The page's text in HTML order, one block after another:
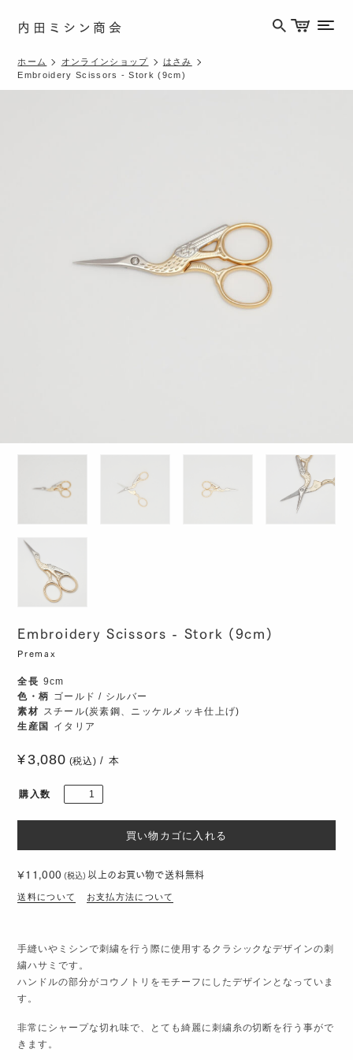
内田ミシン商会 メニ
ホーム オンラインショップ
はさみ
Embroidery Scissors - Stork (9cm)
Embroidery Scissors - Stork (9cm)
Premax
全長 9cm
色・柄 ゴールド / シルバー
素材
スチール(炭素鋼、ニッケルメッキ仕上げ)
生産国
イタリア
3,080 (税込) 本
購入数
¥11,000 (税込) 以上のお買い物で送料無料
送料について お支払方法について
手縫いやミシンで刺繍を行う際に使用するクラシックなデザインの刺
繍ハサミです。
ハンドルの部分がコウノトリをモチーフにしたデザインとなっていま
す。
非常にシャープな切れ味で、とても綺麗に刺繍糸の切断を行う事がで
きます。